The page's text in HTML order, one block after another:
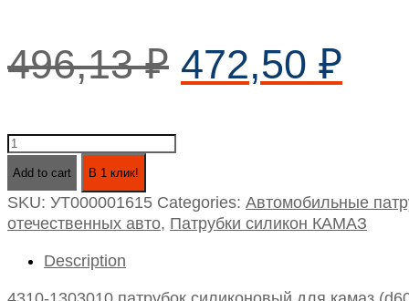
496,13₽ 472,50 ₽
4310-
силиконовый
для
(d60,
l130/130,
Add to cart В 1 клик!
SKU: УТ000001615 Categories: Автомобильные
отечественных авто, Патрубки силикон КАМАЗ
Description